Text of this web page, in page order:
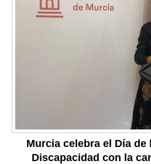
Murcia celebra el Día de
Discapacidad con la